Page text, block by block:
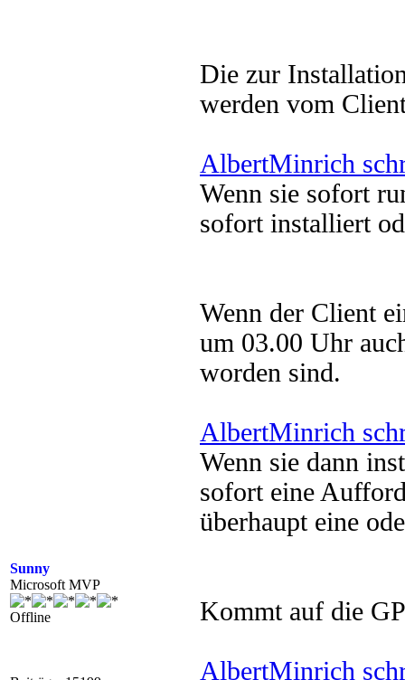
Sunny
Microsoft MVP
Offline
Die zur
werden vom
AlbertMinrich
Wenn sie sofort
sofort installiert
Wenn der Client
um 03.00 Uhr
worden sind.
AlbertMinrich
Wenn sie dann
sofort eine
überhaupt eine
Kommt auf die
AlbertMinrich